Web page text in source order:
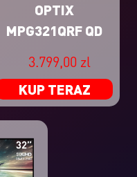
OPTIX
MPG321QRF QD
3.799,00 zl
KUP TERAZ